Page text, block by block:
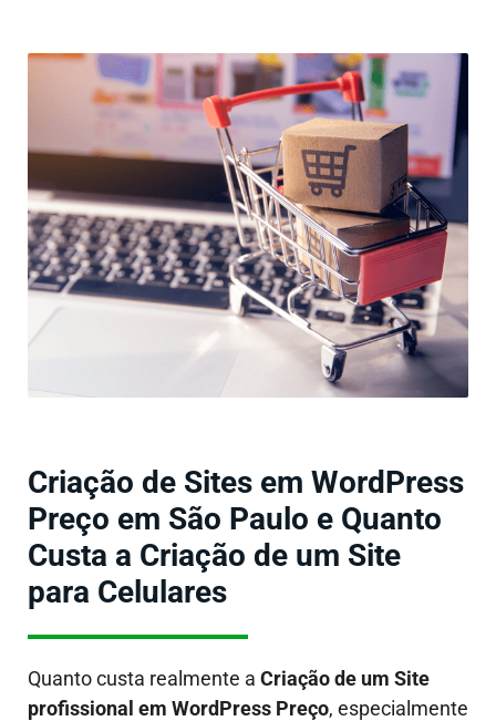
Criação de Sites em WordPress
Preço em São Paulo e Quanto
Custa a Criação de um Site
para Celulares
Quanto custa realmente a Criação de um Site
profissional em WordPress Preço, especialmente